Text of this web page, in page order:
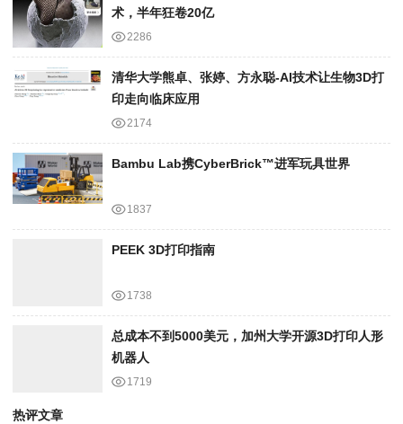
术，半年狂卷20亿
2286
清华大学熊卓、张婷、方永聪-AI技术让生物3D打
印走向临床应用
2174
Bambu Lab携Cyber​​Brick™进军玩具世界
1837
PEEK 3D打印指南
1738
总成本不到5000美元，加州大学开源3D打印人形
机器人
1719
热评文章